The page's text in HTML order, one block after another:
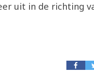
uit in de richting